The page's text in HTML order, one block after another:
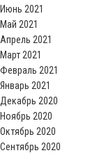
Июнь 2021
Май 2021
Апрель 2021
Март 2021
Февраль 2021
Январь 2021
Декабрь 2020
Ноябрь 2020
Октябрь 2020
Сентябрь 2020